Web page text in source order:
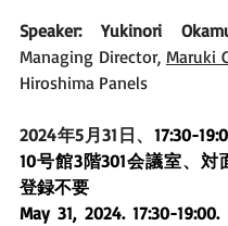
Speaker: Yukinori
Managing Director, Maruki
Hiroshima Panels
2024年5月31日、17:30-
10号館3階301会議室、対
登録不要
May 31, 2024. 17:30-19:00.